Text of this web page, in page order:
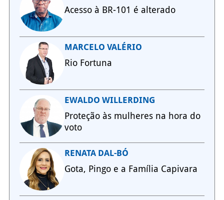
Acesso à BR-101 é alterado
MARCELO VALÉRIO
Rio Fortuna
EWALDO WILLERDING
Proteção às mulheres na hora do
voto
RENATA DAL-BÓ
Gota, Pingo e a Família Capivara